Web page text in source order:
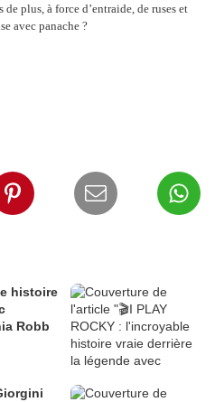
plus, à force d’entraide, de ruses et
avec panache ?
histoire
Robb